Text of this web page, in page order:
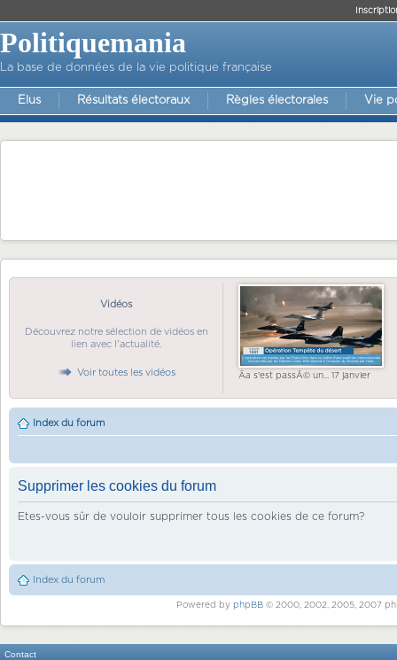
Politiquemania
La base de données de la vie politique française
Elus Résultats électoraux Règles électorales Vie
Vidéos
Découvrez notre sélection de vidéos en
lien avec l'actualité.
Voir toutes les vidéos Ãa s'est passÃ© un... 17 janvier
Index du forum
Supprimer les cookies du forum
Etes-vous sûr de vouloir supprimer tous les cookies de ce forum?
Index du forum
Powered by phpBB© 2000, 2002, 2005, 2007
Contact